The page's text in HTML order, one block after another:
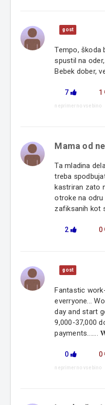
gost
Tempo, škoda
spustil na
Bebek dober,
7 1
neprimerno vsebino
Mama od
Ta mladina
treba
kastriran zato
otroke na odru
zafiksanih kot
2 0
gost
Fantastic
everryone...
day and start
9,000-37,000
payments.......
0 0
neprimerno vsebino